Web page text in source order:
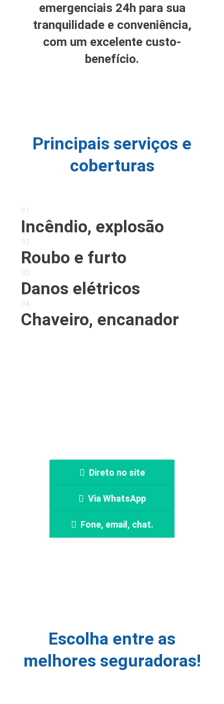
emergenciais 24h para sua
tranquilidade e conveniência,
com um excelente custo-
benefício.
Principais serviços e
coberturas
Incêndio, explosão
Roubo e furto
Danos elétricos
Chaveiro, encanador
Direto no site
Via WhatsApp
Fone, email, chat.
Escolha entre as
melhores seguradoras!